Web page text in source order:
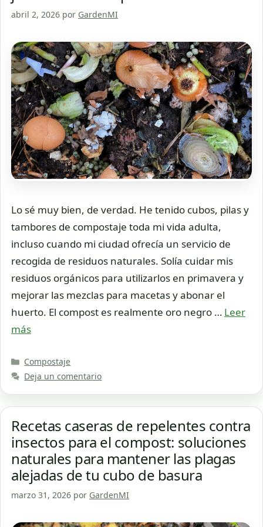
abril 2, 2026 por GardenMI
Lo sé muy bien, de verdad. He tenido cubos, pilas y
tambores de compostaje toda mi vida adulta,
incluso cuando mi ciudad ofrecía un servicio de
recogida de residuos naturales. Solía cuidar mis
residuos orgánicos para utilizarlos en primavera y
mejorar las mezclas para macetas y abonar el
huerto. El compost es realmente oro negro … Leer
más
Categorías
Compostaje
Deja un comentario
Recetas caseras de repelentes contra
insectos para el compost: soluciones
naturales para mantener las plagas
alejadas de tu cubo de basura
marzo 31, 2026 por GardenMI